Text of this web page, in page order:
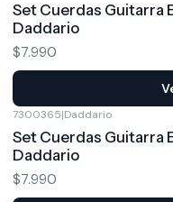
Set Cuerdas Guitarra
Daddario
$7.990
7300365|Daddario
Set Cuerdas Guitarra
Daddario
$7.990